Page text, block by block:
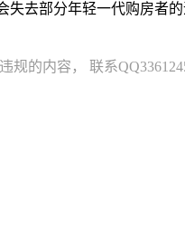
去部分年轻一代购房者
的内容， 联系